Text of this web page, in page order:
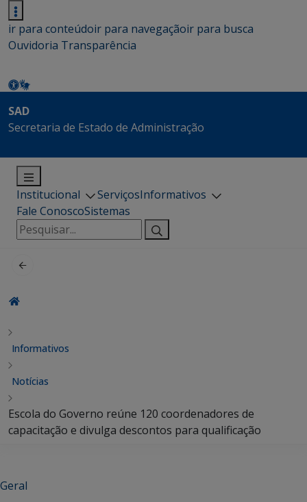
ir para conteúdoir para navegaçãoir para busca
Ouvidoria Transparência
SAD
Secretaria de Estado de Administração
Institucional ServiçosInformativos
Fale ConoscoSistemas
Pesquisar
por:
Informativos
Notícias
Escola do Governo reúne 120 coordenadores de
capacitação e divulga descontos para qualificação
Geral